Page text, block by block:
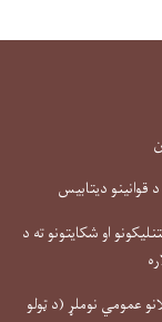
قوانینو دیتابیس
او شکایتونو ته د
عمومي نوملړ (د ټولو